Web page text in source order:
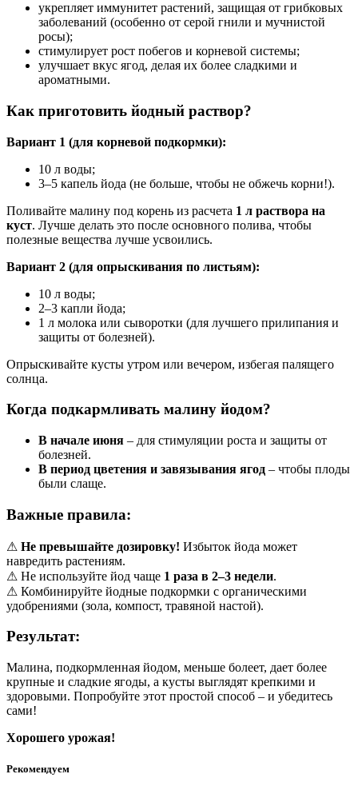
укрепляет иммунитет растений, защищая от грибковых
заболеваний (особенно от серой гнили и мучнистой
росы);
стимулирует рост побегов и корневой системы;
улучшает вкус ягод, делая их более сладкими и
ароматными.
Как приготовить йодный раствор?
Вариант 1 (для корневой подкормки):
10 л воды;
3–5 капель йода (не больше, чтобы не обжечь корни!).
Поливайте малину под корень из расчета 1 л раствора на
куст. Лучше делать это после основного полива, чтобы
полезные вещества лучше усвоились.
Вариант 2 (для опрыскивания по листьям):
10 л воды;
2–3 капли йода;
1 л молока или сыворотки (для лучшего прилипания и
защиты от болезней).
Опрыскивайте кусты утром или вечером, избегая палящего
солнца.
Когда подкармливать малину йодом?
В начале июня – для стимуляции роста и защиты от
болезней.
В период цветения и завязывания ягод – чтобы плоды
были слаще.
Важные правила:
⚠ Не превышайте дозировку! Избыток йода может
навредить растениям.
⚠ Не используйте йод чаще 1 раза в 2–3 недели.
⚠ Комбинируйте йодные подкормки с органическими
удобрениями (зола, компост, травяной настой).
Результат:
Малина, подкормленная йодом, меньше болеет, дает более
крупные и сладкие ягоды, а кусты выглядят крепкими и
здоровыми. Попробуйте этот простой способ – и убедитесь
сами!
Хорошего урожая!
Рекомендуем